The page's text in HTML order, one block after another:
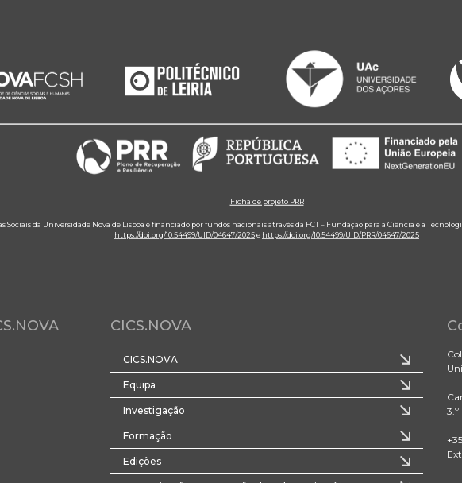
Ficha de projeto PRR
da Universidade Nova de Lisboa é financiado por fundos nacionais através da FCT – Fundação para a Ciência e a
https://doi.org/10.54499/UID/04647/2025e https://doi.org/10.54499/UID/PRR/04647/2025
CICS.NOVA
CICS.NOVA
Equipa
Investigação
Formação
Edições
3.º